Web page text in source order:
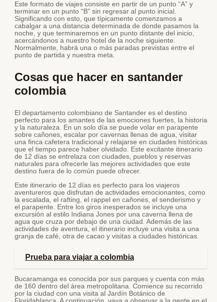
Este formato de viajes consiste en partir de un punto “A” y
terminar en un punto “B” sin regresar al punto inicial.
Significando con esto, que típicamente comenzamos a
cabalgar a una distancia determinada de donde pasamos la
noche, y que terminaremos en un punto distante del inicio,
acercándonos a nuestro hotel de la noche siguiente.
Normalmente, habrá una o más paradas previstas entre el
punto de partida y nuestra meta.
Cosas que hacer en santander
colombia
El departamento colombiano de Santander es el destino
perfecto para los amantes de las emociones fuertes, la historia
y la naturaleza. En un solo día se puede volar en parapente
sobre cañones, escalar por cavernas llenas de agua, visitar
una finca cafetera tradicional y relajarse en ciudades históricas
que el tiempo parece haber olvidado. Este excitante itinerario
de 12 días se entrelaza con ciudades, pueblos y reservas
naturales para ofrecerle las mejores actividades que este
destino fuera de lo común puede ofrecer.
Este itinerario de 12 días es perfecto para los viajeros
aventureros que disfrutan de actividades emocionantes, como
la escalada, el rafting, el rappel en cañones, el senderismo y
el parapente. Entre los giros inesperados se incluye una
excursión al estilo Indiana Jones por una caverna llena de
agua que cruza por debajo de una ciudad. Además de las
actividades de aventura, el itinerario incluye una visita a una
granja de café, otra de cacao y visitas a ciudades históricas.
Prueba para viajar a colombia
Bucaramanga es conocida por sus parques y cuenta con más
de 160 dentro del área metropolitana. Comience su recorrido
por la ciudad con una visita al Jardín Botánico de